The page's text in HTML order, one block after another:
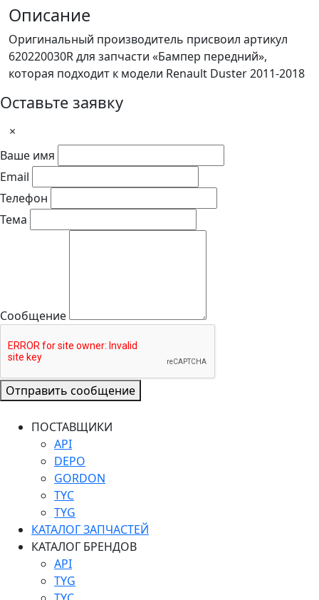
Описание
Оригинальный производитель присвоил артикул
620220030R для запчасти «Бампер передний»,
которая подходит к модели Renault Duster 2011-2018
Оставьте заявку
×
Ваше имя
Email
Телефон
Тема
Сообщение
Отправить сообщение
ПОСТАВЩИКИ
API
DEPO
GORDON
TYC
TYG
КАТАЛОГ ЗАПЧАСТЕЙ
КАТАЛОГ БРЕНДОВ
API
TYG